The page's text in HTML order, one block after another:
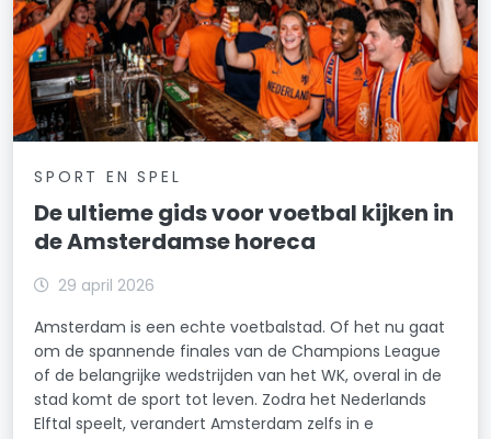
SPORT EN SPEL
De ultieme gids voor voetbal kijken in
de Amsterdamse horeca
29 april 2026
Amsterdam is een echte voetbalstad. Of het nu gaat
om de spannende finales van de Champions League
of de belangrijke wedstrijden van het WK, overal in de
stad komt de sport tot leven. Zodra het Nederlands
Elftal speelt, verandert Amsterdam zelfs in e